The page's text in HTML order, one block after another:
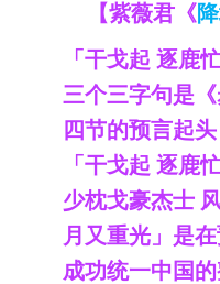
【紫薇君《
「干戈起 逐鹿
三个三字句是
四节的预言起
「干戈起 逐鹿
少枕戈豪杰士
月又重光」是
成功统一中国